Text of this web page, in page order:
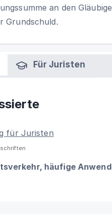
an den
Grundschuld.
Für Juristen
für Juristen
häufige